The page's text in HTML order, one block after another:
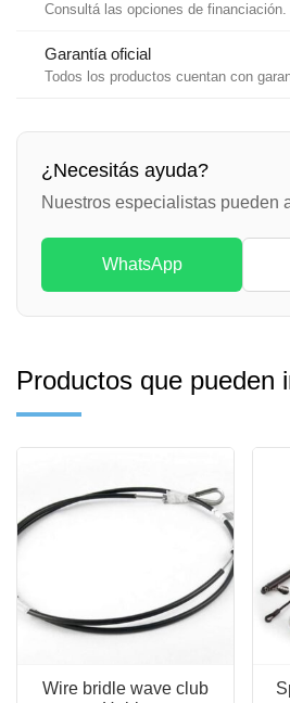
Consultá las opciones de financiación.
Garantía oficial
Todos los productos cuentan con
¿Necesitás ayuda?
Nuestros especialistas pueden
WhatsApp
Productos que pueden
Wire bridle wave club